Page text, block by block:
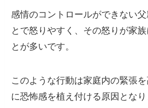
感情のコントロールができない
とで怒りやすく、その怒りが家
とが多いです。
このような行動は家庭内の緊張
に恐怖感を植え付ける原因となり